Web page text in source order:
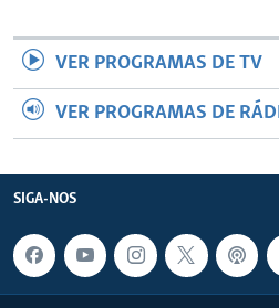
VER PROGRAMAS DE TV
VER PROGRAMAS DE
SIGA-NOS